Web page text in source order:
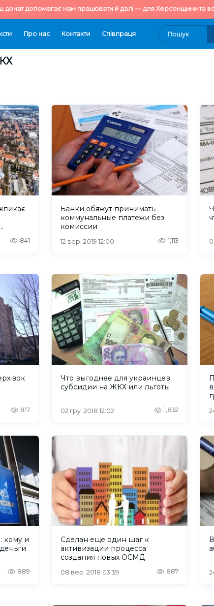
донат допомагає нам працювати й далі — для Херсонщини та
Про нас Контакти Cпівпраця
841
Банки обяжут принимать
коммунальные платежи без
комиссии
12 вер. 2019 12:00 1,113
817
Что выгоднее для украинцев:
субсидии на ЖКХ или льготы
02 гру. 2018 12:02 1,832
кому и
889
Сделан еще один шаг к
активизации процесса
создания новых ОСМД
08 вер. 2018 03:39 887